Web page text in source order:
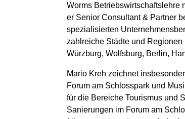
Worms Betriebswirtschaftslehre
er Senior Consultant & Partner
spezialisierten
zahlreiche Städte und
Würzburg, Wolfsburg, Berlin,
Mario Kreh zeichnet
Forum am Schlosspark und
für die Bereiche Tourismus und
Sanierungen im Forum am